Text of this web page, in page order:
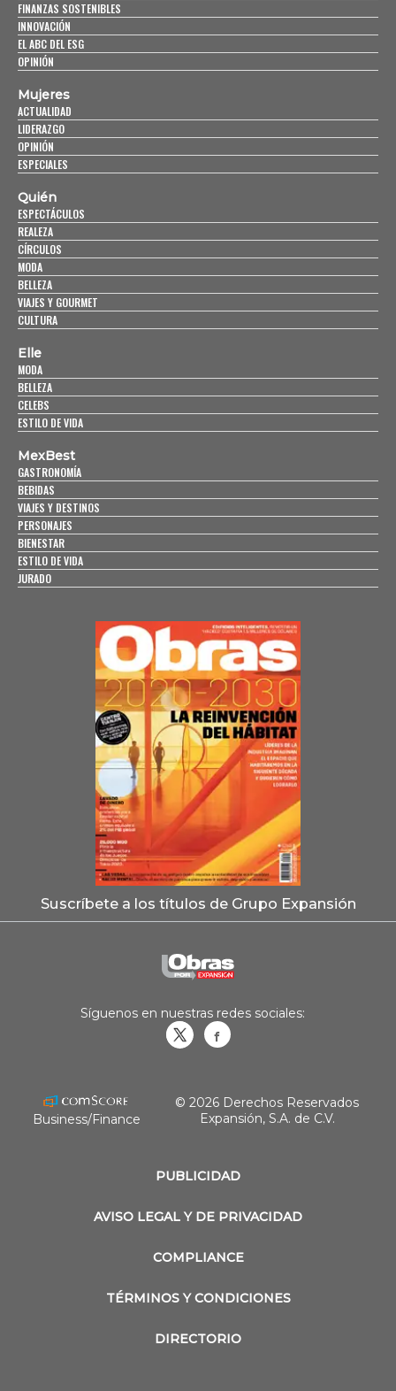
FINANZAS SOSTENIBLES
INNOVACIÓN
EL ABC DEL ESG
OPINIÓN
Mujeres
ACTUALIDAD
LIDERAZGO
OPINIÓN
ESPECIALES
Quién
ESPECTÁCULOS
REALEZA
CÍRCULOS
MODA
BELLEZA
VIAJES Y GOURMET
CULTURA
Elle
MODA
BELLEZA
CELEBS
ESTILO DE VIDA
MexBest
GASTRONOMÍA
BEBIDAS
VIAJES Y DESTINOS
PERSONAJES
BIENESTAR
ESTILO DE VIDA
JURADO
Suscríbete a los títulos de Grupo Expansión
PUBLICIDAD
AVISO LEGAL Y DE PRIVACIDAD
COMPLIANCE
TÉRMINOS Y CONDICIONES
DIRECTORIO
Síguenos en nuestras redes sociales:
Business/Finance
© 2026 Derechos Reservados
Expansión, S.A. de C.V.